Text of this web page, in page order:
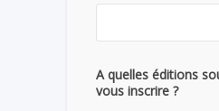
A quelles éditions
vous inscrire ?